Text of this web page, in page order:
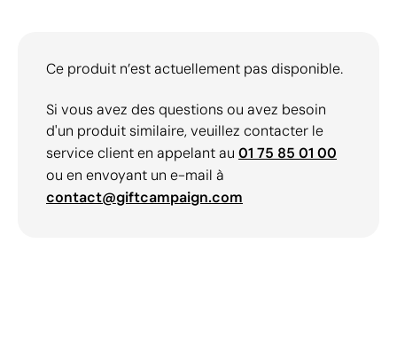
Ce produit n’est actuellement pas disponible.
Si vous avez des questions ou avez besoin
d'un produit similaire, veuillez contacter le
service client en appelant au 01 75 85 01 00
ou en envoyant un e-mail à
contact@giftcampaign.com